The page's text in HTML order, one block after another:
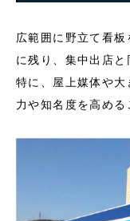
広範囲に野立て看
に残り、集中出店と
特に、屋上媒体や
力や知名度を高める